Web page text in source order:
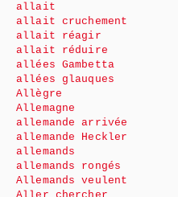
allait
allait cruchement
allait réagir
allait réduire
allées Gambetta
allées glauques
Allègre
Allemagne
allemande arrivée
allemande Heckler
allemands
allemands rongés
Allemands veulent